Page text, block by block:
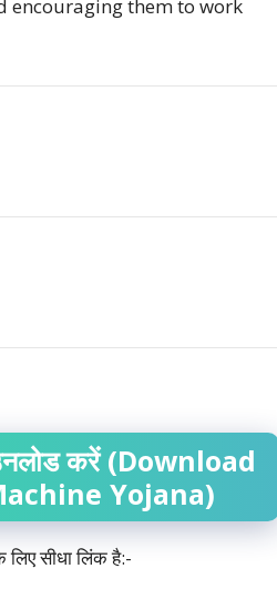
encouraging them to work
करें(Download
Yojana)
लिए सीधा लिंक है:-